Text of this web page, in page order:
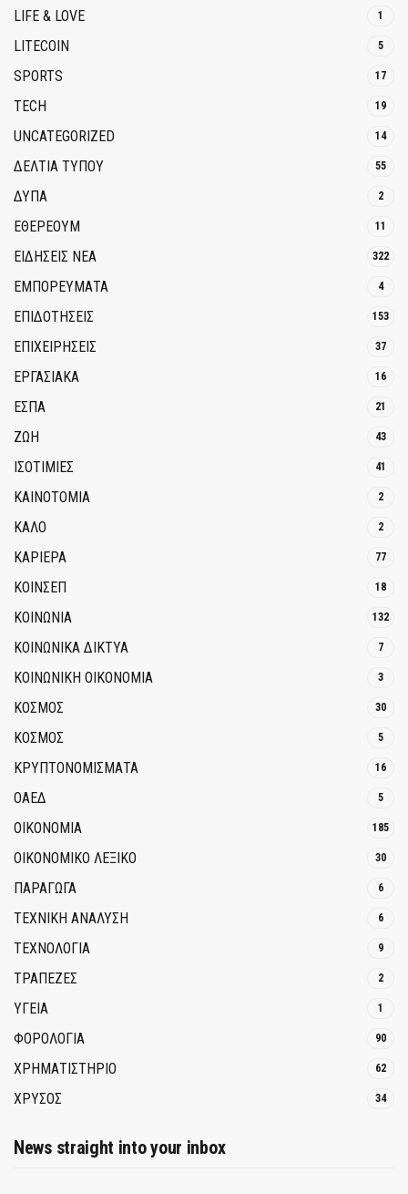
LIFE & LOVE 1
LITECOIN 5
SPORTS 17
TECH 19
UNCATEGORIZED 14
ΔΕΛΤΙΑ ΤΥΠΟΥ 55
ΔΥΠΑ 2
ΕΘΈΡΕΟΥΜ 11
ΕΙΔΗΣΕΙΣ ΝΕΑ 322
ΕΜΠΟΡΕΥΜΑΤΑ 4
ΕΠΙΔΟΤΗΣΕΙΣ 153
ΕΠΙΧΕΙΡΗΣΕΙΣ 37
ΕΡΓΑΣΙΑΚΑ 16
ΕΣΠΑ 21
ΖΩΗ 43
ΙΣΟΤΙΜΙΕΣ 41
ΚΑΙΝΟΤΟΜΊΑ 2
ΚΑΛΟ 2
ΚΑΡΙΕΡΑ 77
ΚΟΙΝΣΕΠ 18
ΚΟΙΝΩΝΙΑ 132
ΚΟΙΝΩΝΙΚΆ ΔΊΚΤΥΑ 7
ΚΟΙΝΩΝΙΚΉ ΟΙΚΟΝΟΜΊΑ 3
ΚΟΣΜΟΣ 30
ΚΟΣΜΟΣ 5
ΚΡΥΠΤΟΝΟΜΊΣΜΑΤΑ 16
ΟΑΕΔ 5
ΟΙΚΟΝΟΜΙΑ 185
ΟΙΚΟΝΟΜΙΚΟ ΛΕΞΙΚΟ 30
ΠΑΡΑΓΩΓΑ 6
ΤΕΧΝΙΚΗ ΑΝΑΛΥΣΗ 6
ΤΕΧΝΟΛΟΓΙΑ 9
ΤΡΆΠΕΖΕΣ 2
ΥΓΕΙΑ 1
ΦΟΡΟΛΟΓΙΑ 90
ΧΡΗΜΑΤΙΣΤΗΡΙΟ 62
ΧΡΥΣΟΣ 34
News straight into your inbox